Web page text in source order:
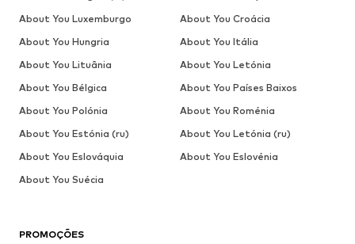
PROMOÇÕES
About You Luxemburgo
About You Croácia
About You Hungria
About You Itália
About You Lituânia
About You Letónia
About You Bélgica
About You Países Baixos
About You Polónia
About You Roménia
About You Estónia (ru)
About You Letónia (ru)
About You Eslováquia
About You Eslovénia
About You Suécia